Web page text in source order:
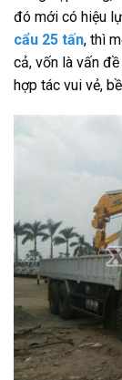
đó mới có hiệu
cẩu 25 tấn, thì
cả, vốn là vấn
hợp tác vui vẻ,